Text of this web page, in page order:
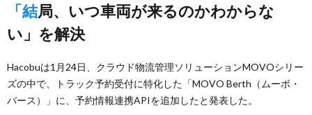
「結局、いつ車両が来るのかわからな
い」を解決
Hacobuは1月24日、クラウド物流管理ソリューションMOVOシリー
ズの中で、トラック予約受付に特化した「MOVO Berth（ムーボ・
バース）」に、予約情報連携APIを追加したと発表した。